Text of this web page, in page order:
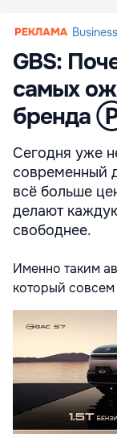
GBS:
самых
бренда
Сегодня уже
современный
всё больше
делают
свободнее.
Именно таким
который